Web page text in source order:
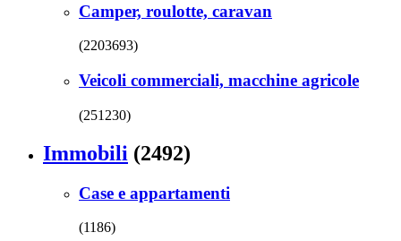
Camper, roulotte, caravan
(2203693)
Veicoli commerciali, macchine agricole
(251230)
Immobili (2492)
Case e appartamenti
(1186)